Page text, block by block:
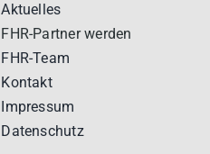
Aktuelles
FHR-Partner werden
FHR-Team
Kontakt
Impressum
Datenschutz